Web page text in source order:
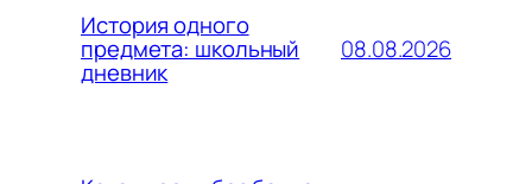
История одного
предмета: школьный
дневник
08.08.2026